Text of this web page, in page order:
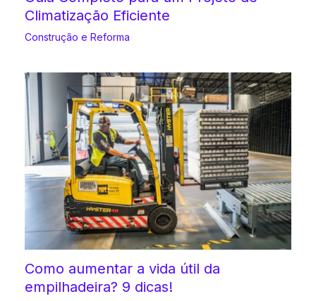
Climatização Eficiente
Construção e Reforma
Como aumentar a vida útil da
empilhadeira? 9 dicas!